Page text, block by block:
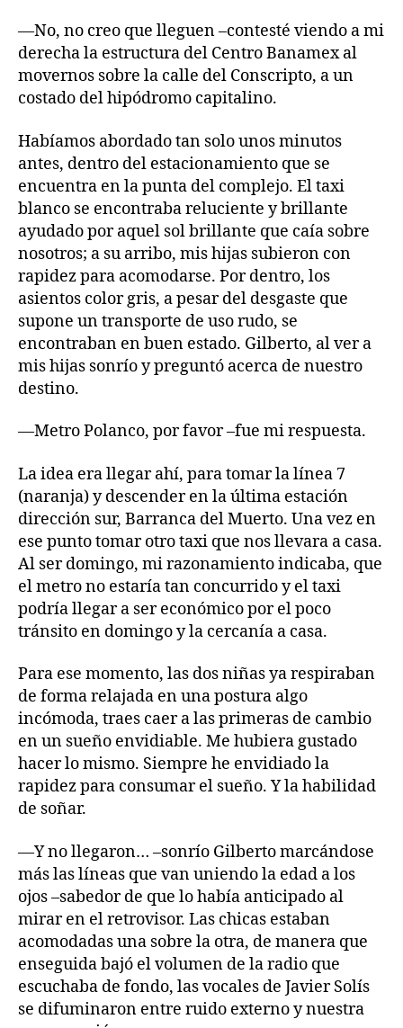
—No, no creo que lleguen –contesté viendo a mi
derecha la estructura del Centro Banamex al
movernos sobre la calle del Conscripto, a un
costado del hipódromo capitalino.
Habíamos abordado tan solo unos minutos
antes, dentro del estacionamiento que se
encuentra en la punta del complejo. El taxi
blanco se encontraba reluciente y brillante
ayudado por aquel sol brillante que caía sobre
nosotros; a su arribo, mis hijas subieron con
rapidez para acomodarse. Por dentro, los
asientos color gris, a pesar del desgaste que
supone un transporte de uso rudo, se
encontraban en buen estado. Gilberto, al ver a
mis hijas sonrío y preguntó acerca de nuestro
destino.
—Metro Polanco, por favor –fue mi respuesta.
La idea era llegar ahí, para tomar la línea 7
(naranja) y descender en la última estación
dirección sur, Barranca del Muerto. Una vez en
ese punto tomar otro taxi que nos llevara a casa.
Al ser domingo, mi razonamiento indicaba, que
el metro no estaría tan concurrido y el taxi
podría llegar a ser económico por el poco
tránsito en domingo y la cercanía a casa.
Para ese momento, las dos niñas ya respiraban
de forma relajada en una postura algo
incómoda, traes caer a las primeras de cambio
en un sueño envidiable. Me hubiera gustado
hacer lo mismo. Siempre he envidiado la
rapidez para consumar el sueño. Y la habilidad
de soñar.
—Y no llegaron… –sonrío Gilberto marcándose
más las líneas que van uniendo la edad a los
ojos –sabedor de que lo había anticipado al
mirar en el retrovisor. Las chicas estaban
acomodadas una sobre la otra, de manera que
enseguida bajó el volumen de la radio que
escuchaba de fondo, las vocales de Javier Solís
se difuminaron entre ruido externo y nuestra